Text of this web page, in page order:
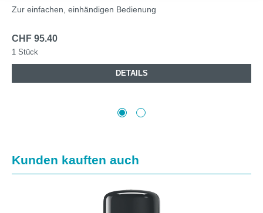
Zur einfachen, einhändigen Bedienung
CHF 95.40
1 Stück
DETAILS
Produktgalerie überspringen
Kunden kauften auch